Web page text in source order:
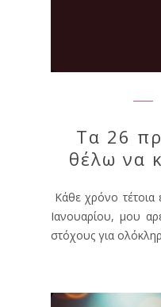
Τα 26
θέλω να
Κάθε χρόνο
Ιανουαρίου, μου
στόχους για